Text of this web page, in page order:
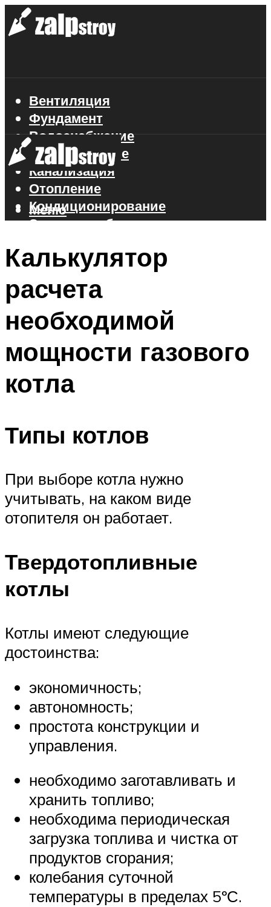
Вентиляция
Фундамент
Водоснабжение
Газоснабжение
Канализация
Отопление
Кондиционирование
Электроснабжение
Меню
Меню
Калькулятор
расчета
необходимой
мощности газового
котла
Типы котлов
При выборе котла нужно
учитывать, на каком виде
отопителя он работает.
Твердотопливные
котлы
Котлы имеют следующие
достоинства:
экономичность;
автономность;
простота конструкции и
управления.
необходимо заготавливать и
хранить топливо;
необходима периодическая
загрузка топлива и чистка от
продуктов сгорания;
колебания суточной
температуры в пределах 5ºС.